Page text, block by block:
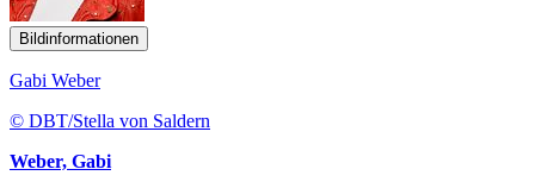
Bildinformationen
Gabi Weber
© DBT/Stella von Saldern
Weber, Gabi